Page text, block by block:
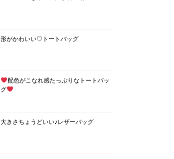
形がかわいい♡トートバッグ
配色がこなれ感たっぷりなトートバッ
グ
大きさちょうどいい♪レザーバッグ